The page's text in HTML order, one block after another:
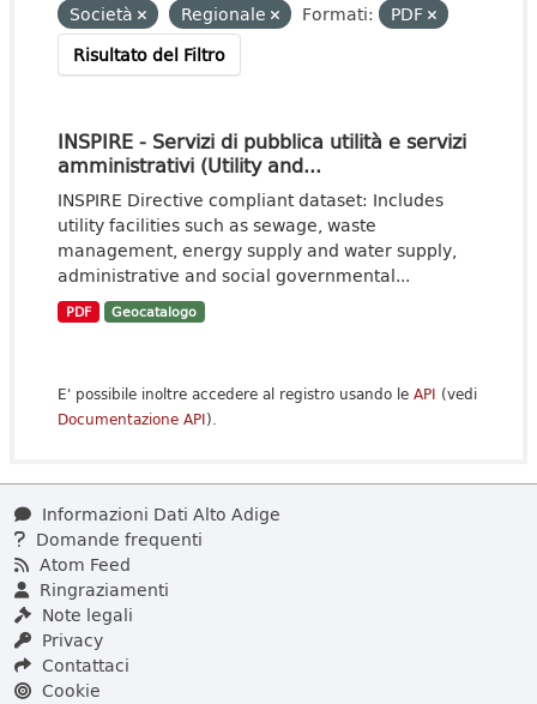
Società
Regionale Formati:
PDF
Risultato del Filtro
INSPIRE - Servizi di pubblica utilità e servizi
amministrativi (Utility and...
INSPIRE Directive compliant dataset: Includes
utility facilities such as sewage, waste
management, energy supply and water supply,
administrative and social governmental...
PDF Geocatalogo
E' possibile inoltre accedere al registro usando le API (vedi
Documentazione API).
Informazioni Dati Alto Adige
Domande frequenti
Atom Feed
Ringraziamenti
Note legali
Privacy
Contattaci
Cookie